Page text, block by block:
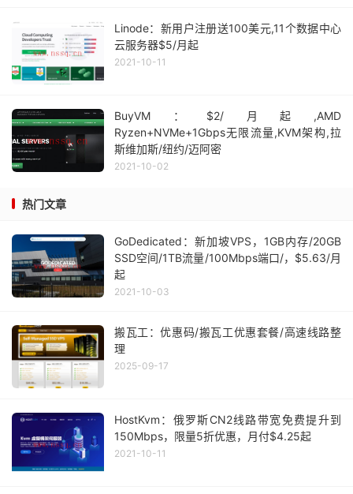
Linode：新用户注册送100美元,11个数据中心
云服务器$5/月起
2021-10-11
BuyVM：$2/月起,AMD
Ryzen+NVMe+1Gbps无限流量,KVM架构,拉
斯维加斯/纽约/迈阿密
2021-10-02
热门文章
GoDedicated：新加坡VPS，1GB内存/20GB
SSD空间/1TB流量/100Mbps端口/，$5.63/月
起
2021-10-03
搬瓦工：优惠码/搬瓦工优惠套餐/高速线路整
理
2025-09-17
HostKvm：俄罗斯CN2线路带宽免费提升到
150Mbps，限量5折优惠，月付$4.25起
2021-10-11